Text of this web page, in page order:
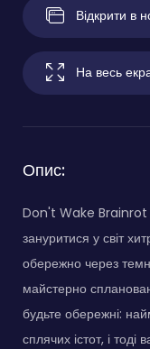
Відкрити в
На весь
Опис:
Don't Wake Brainrot
зануритися у світ
обережно через
майстерно
будьте обережні:
сплячих істот, і